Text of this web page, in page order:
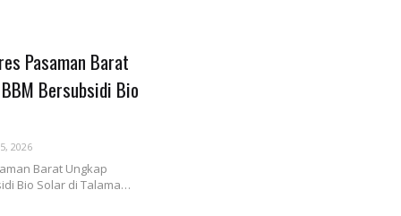
Pasaman Barat
Bersubsidi Bio
2026
Barat Ungkap
Bio Solar di Talama…